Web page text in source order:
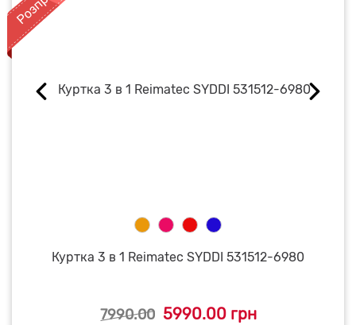
Куртка 3 в 1 Reimatec SYDDI 531512-6980
7990.00 5990.00 грн